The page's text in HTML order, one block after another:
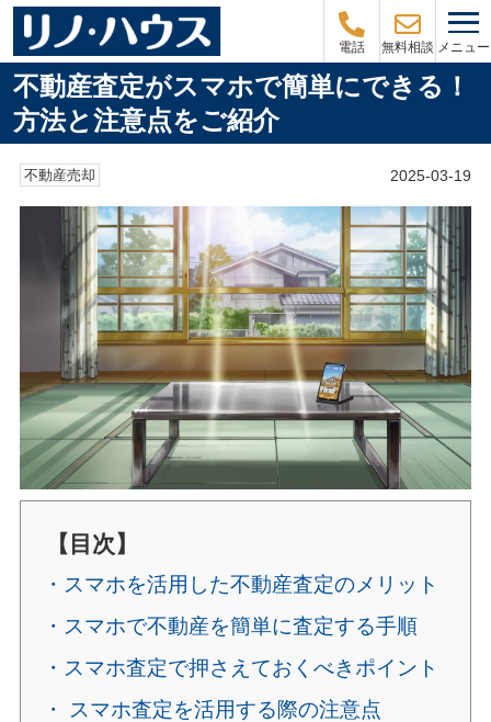
電話 無料相談 メニュー
不動産査定がスマホで簡単にできる！
方法と注意点をご紹介
不動産売却 2025-03-19
【目次】
・スマホを活用した不動産査定のメリット
・スマホで不動産を簡単に査定する手順
・スマホ査定で押さえておくべきポイント
・ スマホ査定を活用する際の注意点